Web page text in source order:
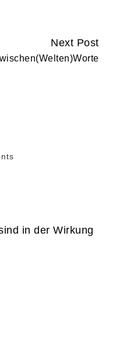
Next Post
in der Wirkung